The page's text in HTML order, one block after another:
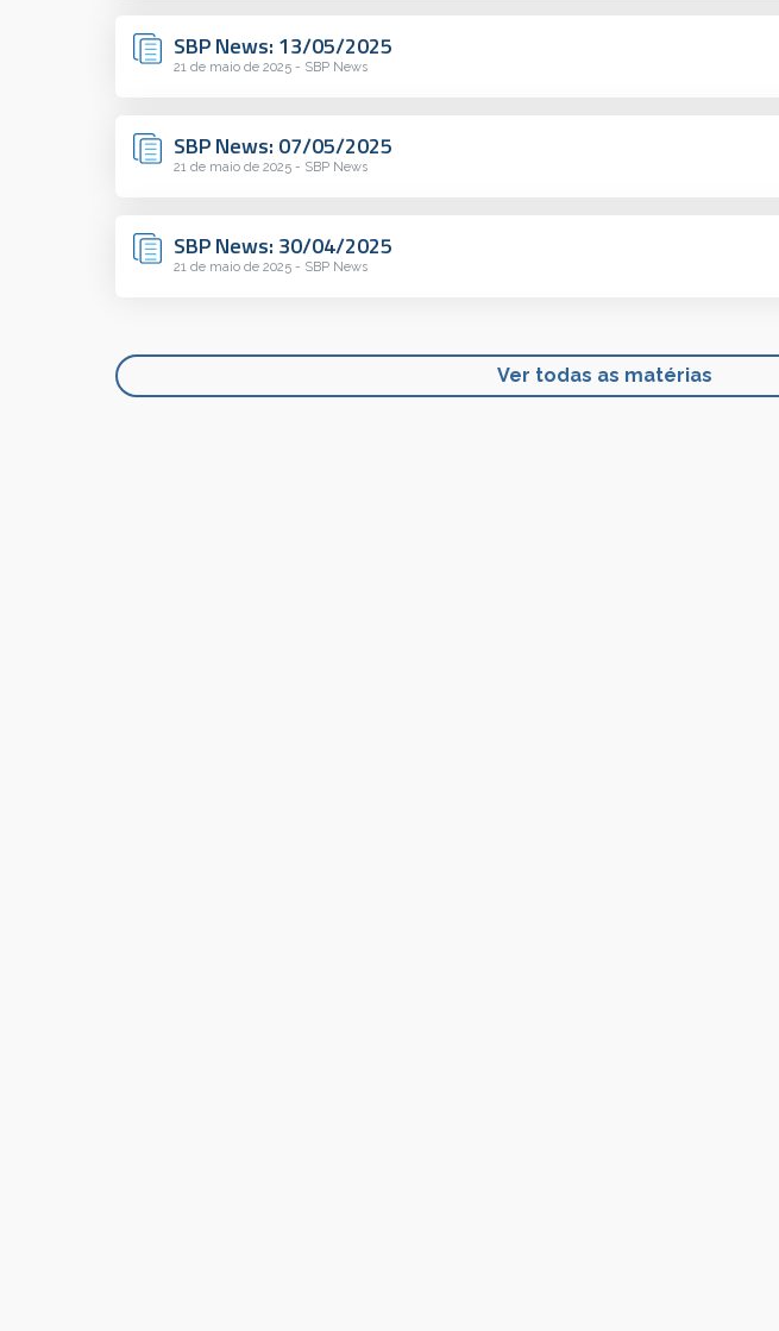
SBP News: 13/05/2025
21 de maio de 2025 - SBP News
SBP News: 07/05/2025
21 de maio de 2025 - SBP News
SBP News: 30/04/2025
21 de maio de 2025 - SBP News
Ver todas as matérias